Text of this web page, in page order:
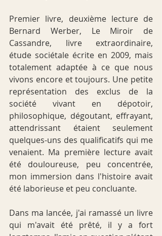
Premier livre, deuxième lecture de
Bernard Werber, Le Miroir de
Cassandre, livre extraordinaire,
étude sociétale écrite en 2009, mais
totalement adaptée à ce que nous
vivons encore et toujours. Une petite
représentation des exclus de la
société vivant en dépotoir,
philosophique, dégoutant, effrayant,
attendrissant étaient seulement
quelques-uns des qualificatifs qui me
venaient. Ma première lecture avait
été douloureuse, peu concentrée,
mon immersion dans l'histoire avait
été laborieuse et peu concluante.
Dans ma lancée, j'ai ramassé un livre
qui m'avait été prêté, il y a fort